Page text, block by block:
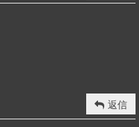
返信